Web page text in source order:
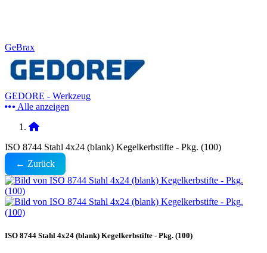
GeBrax
GEDORE - Werkzeug
Alle anzeigen
ISO 8744 Stahl 4x24 (blank) Kegelkerbstifte - Pkg. (100)
← Zurück
ISO 8744 Stahl 4x24 (blank) Kegelkerbstifte - Pkg. (100)